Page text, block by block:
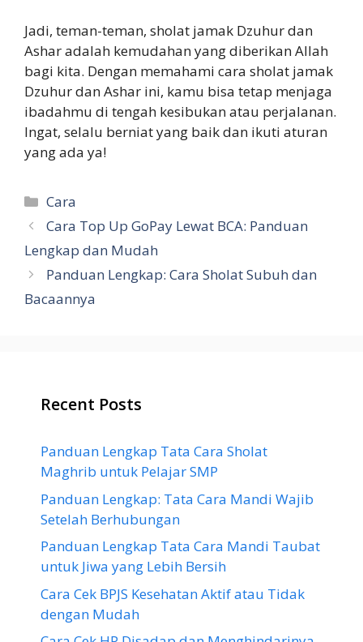
Jadi, teman-teman, sholat jamak Dzuhur dan
Ashar adalah kemudahan yang diberikan Allah
bagi kita. Dengan memahami cara sholat jamak
Dzuhur dan Ashar ini, kamu bisa tetap menjaga
ibadahmu di tengah kesibukan atau perjalanan.
Ingat, selalu berniat yang baik dan ikuti aturan
yang ada ya!
Categories
Cara
Cara Top Up GoPay Lewat BCA: Panduan
Lengkap dan Mudah
Panduan Lengkap: Cara Sholat Subuh dan
Bacaannya
Recent Posts
Panduan Lengkap Tata Cara Sholat
Maghrib untuk Pelajar SMP
Panduan Lengkap: Tata Cara Mandi Wajib
Setelah Berhubungan
Panduan Lengkap Tata Cara Mandi Taubat
untuk Jiwa yang Lebih Bersih
Cara Cek BPJS Kesehatan Aktif atau Tidak
dengan Mudah